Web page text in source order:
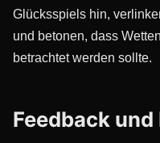
Glücksspiels hin,
und betonen, dass
betrachtet werden sollte.
Feedback